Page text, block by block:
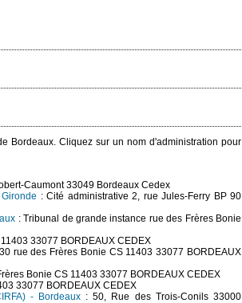
Bordeaux. Cliquez sur un nom d'administration pour
Caumont 33049 Bordeaux Cedex
: Cité administrative 2, rue Jules-Ferry BP 90
: Tribunal de grande instance rue des Frères Bonie
33077 BORDEAUX CEDEX
rue des Frères Bonie CS 11403 33077 BORDEAUX
Bonie CS 11403 33077 BORDEAUX CEDEX
33077 BORDEAUX CEDEX
- Bordeaux: 50, Rue des Trois-Conils 33000